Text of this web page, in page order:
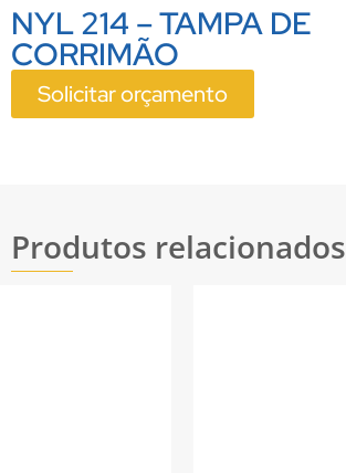
NYL 214 – TAMPA DE
CORRIMÃO
Solicitar orçamento
Produtos relacionados